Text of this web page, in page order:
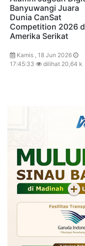
Banyuwangi Juara
Dunia CanSat
Competition 2026
Amerika Serikat
Kamis , 18 Jun 2026
17:45:33
dilihat 20,64 k